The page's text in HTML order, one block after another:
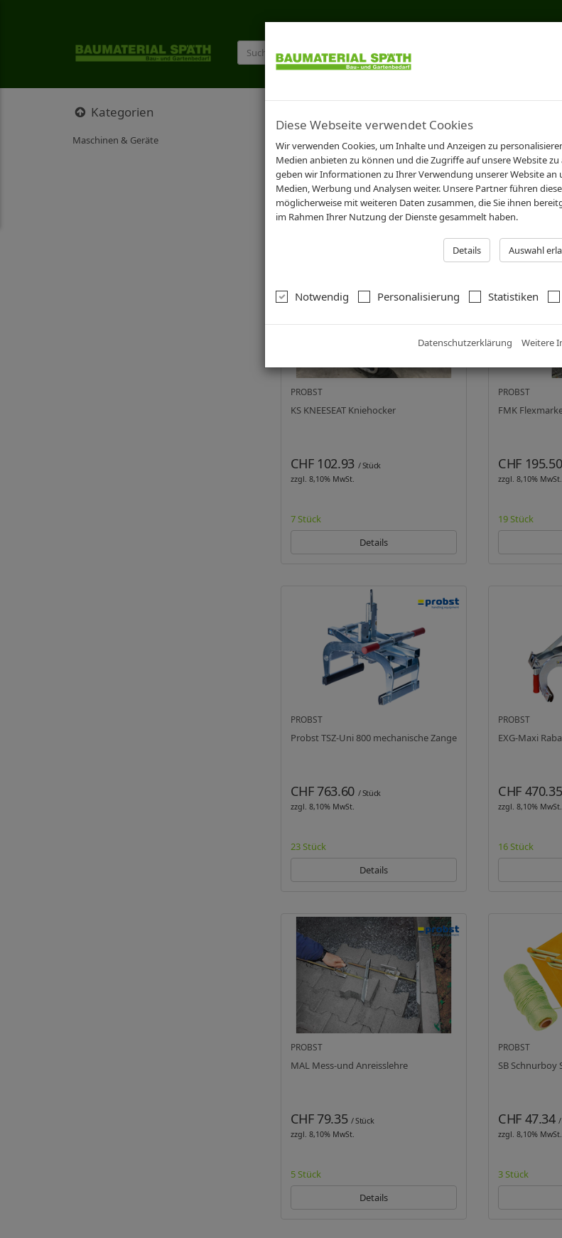
Kategorien
Maschinen & Geräte
Probst
Relevanz 24
PROBST
KS KNEESEAT Kniehocker
CHF 102.93 / Stück
zzgl. 8,10% MwSt.
7 Stück
Details
PROBST
FMK
CHF 195.50
zzgl. 8,10% MwSt.
19 Stück
PROBST
Probst TSZ-Uni 800 mechanische Zange
CHF 763.60 / Stück
zzgl. 8,10% MwSt.
23 Stück
Details
PROBST
EXG-Maxi
CHF 470.35
zzgl. 8,10% MwSt.
16 Stück
PROBST
MAL Mess-und Anreisslehre
CHF 79.35 / Stück
zzgl. 8,10% MwSt.
5 Stück
Details
PROBST
SB Schnurboy
CHF 47.34
zzgl. 8,10% MwSt.
3 Stück
Diese Webseite verwendet Cookies
Wir verwenden Cookies, um Inhalte und Anzeigen zu
Medien anbieten zu können und die Zugriffe auf unsere Website
geben wir Informationen zu Ihrer Verwendung unserer Website an
Medien, Werbung und Analysen weiter. Unsere Partner führen
möglicherweise mit weiteren Daten zusammen, die Sie ihnen
im Rahmen Ihrer Nutzung der Dienste gesammelt haben.
Details Auswahl
Notwendig Personalisierung Statistiken
Datenschutzerklärung Weitere